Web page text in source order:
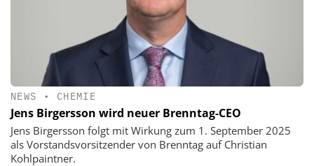
NEWS • CHEMIE
Jens Birgersson wird neuer Brenntag-CEO
Jens Birgersson folgt mit Wirkung zum 1. September 2025
als Vorstandsvorsitzender von Brenntag auf Christian
Kohlpaintner.